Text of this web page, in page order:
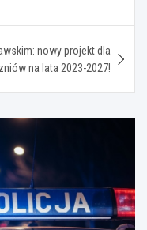
nowy projekt dla
na lata 2023-2027!